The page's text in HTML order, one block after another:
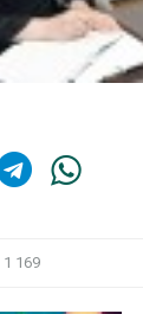
1 169